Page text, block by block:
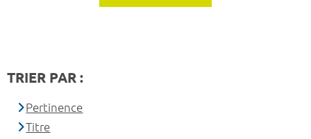
TRIER PAR :
Pertinence
Titre